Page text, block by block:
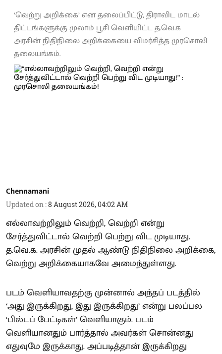
‘வெற்று அறிக்கை’ என தலைப்பிட்டு, திராவிட மாடல்
திட்டங்களுக்கு முலாம் பூசி வெளியிட்ட த.வெ.க
அரசின் நிதிநிலை அறிக்கையை விமர்சித்த முரசொலி
தலையங்கம்.
Chennamani
Updated on :8 August 2026, 04:02 AM
எல்லாவற்றிலும் வெற்றி, வெற்றி என்று
சேர்த்துவிட்டால் வெற்றி பெற்று விட முடியாது.
த.வெ.க. அரசின் முதல் ஆண்டு நிதிநிலை அறிக்கை,
வெற்று அறிக்கையாகவே அமைந்துள்ளது.
படம் வெளியாவதற்கு முன்னால் அந்தப் படத்தில்
‘அது இருக்கிறது, இது இருக்கிறது’ என்று பலப்பல
‘பில்டப் பேட்டிகள்’ வெளியாகும். படம்
வெளியானதும் பார்த்தால் அவர்கள் சொன்னது
எதுவுமே இருக்காது. அப்படித்தான் இருக்கிறது